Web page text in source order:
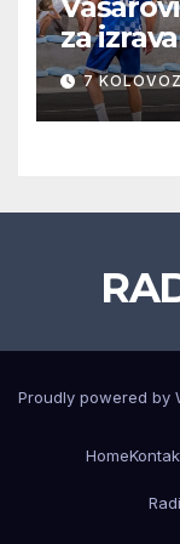
za
7
Proudly powered by
Home